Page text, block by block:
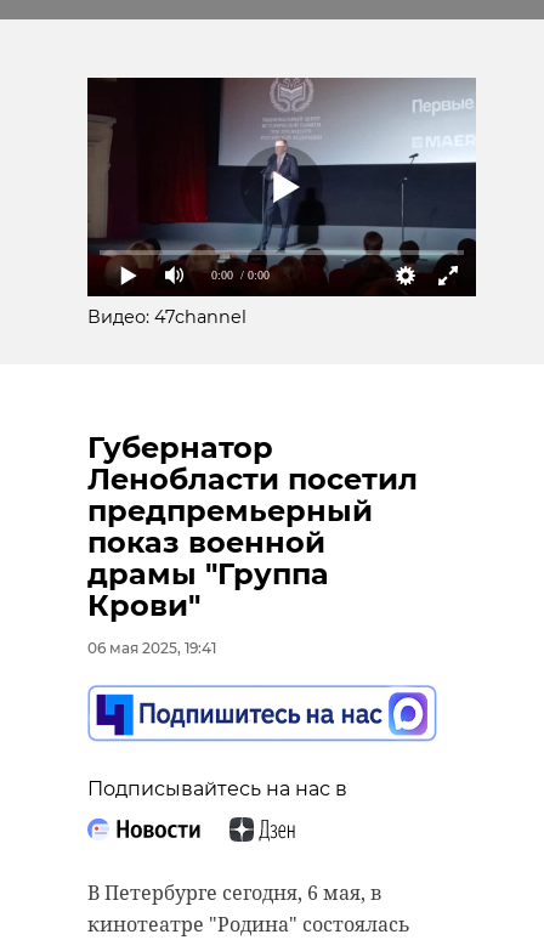
0:00 / 0:00
Видео: 47channel
Губернатор
Ленобласти посетил
предпремьерный
показ военной
драмы "Группа
Крови"
06 мая 2025, 19:41
Подписывайтесь на нас в
В Петербурге сегодня, 6 мая, в
кинотеатре "Родина" состоялась